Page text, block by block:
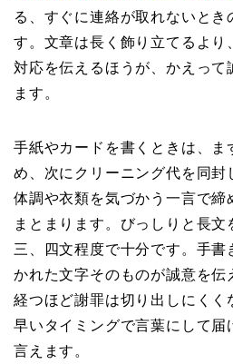
る、すぐに連絡が取れないとき
す。文章は長く飾り立てるより
対応を伝えるほうが、かえって
ます。
手紙やカードを書くときは、ま
め、次にクリーニング代を同封
体調や衣類を気づかう一言で締
まとまります。びっしりと長文
三、四文程度で十分です。手書
かれた文字そのものが誠意を伝
経つほど謝罪は切り出しにくく
早いタイミングで言葉にして届
言えます。